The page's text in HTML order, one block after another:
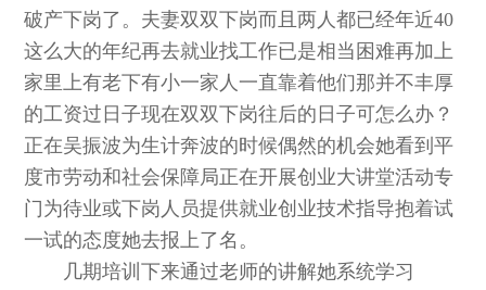
破产下岗了。夫妻双双下岗而且两人都已经年近40
这么大的年纪再去就业找工作已是相当困难再加上
家里上有老下有小一家人一直靠着他们那并不丰厚
的工资过日子现在双双下岗往后的日子可怎么办？
正在吴振波为生计奔波的时候偶然的机会她看到平
度市劳动和社会保障局正在开展创业大讲堂活动专
门为待业或下岗人员提供就业创业技术指导抱着试
一试的态度她去报上了名。
几期培训下来通过老师的讲解她系统学习